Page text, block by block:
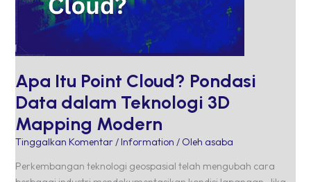
Apa Itu Point Cloud? Pondasi
Data dalam Teknologi 3D
Mapping Modern
Tinggalkan Komentar/ Information / Oleh asaba
Perkembangan teknologi geospasial telah mengubah cara
Mapping
Modern